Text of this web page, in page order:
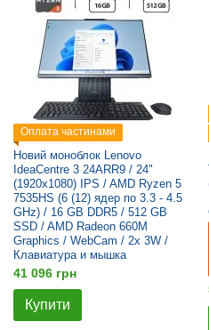
Оплата частинами
Новий моноблок Lenovo
IdeaCentre 3 24ARR9 / 24"
(1920x1080) IPS / AMD Ryzen 5
7535HS (6 (12) ядер по 3.3 - 4.5
GHz) / 16 GB DDR5 / 512 GB
SSD / AMD Radeon 660M
Graphics / WebCam / 2x 3W /
Клавиатура и мышка
41 096 грн
Купити